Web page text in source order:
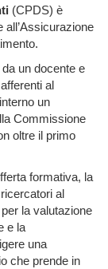
(CPDS) è
all’Assicurazione
un docente e
al
un
Commissione
oltre il primo
formativa, la
al
la valutazione
e la
una
che prende in